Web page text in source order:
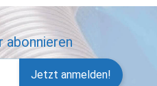
Jetzt anmelden!